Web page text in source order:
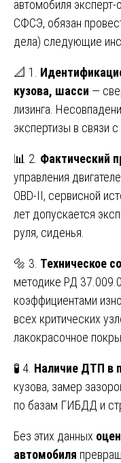
автомобиля
СФСЭ, обязан
дела) следующие
📐 1.
кузова, шасси —
лизинга.
экспертизы в связи
📊 2. Фактический
управления
OBD-II, сервисной
лет допускается
руля, сиденья.
🔩 3. Техническое
методике РД
коэффициентами
всех критических
лакокрасочное
🧪 4. Наличие ДТП в
кузова, замер
по базам ГИБДД и
Без этих данных
автомобиля